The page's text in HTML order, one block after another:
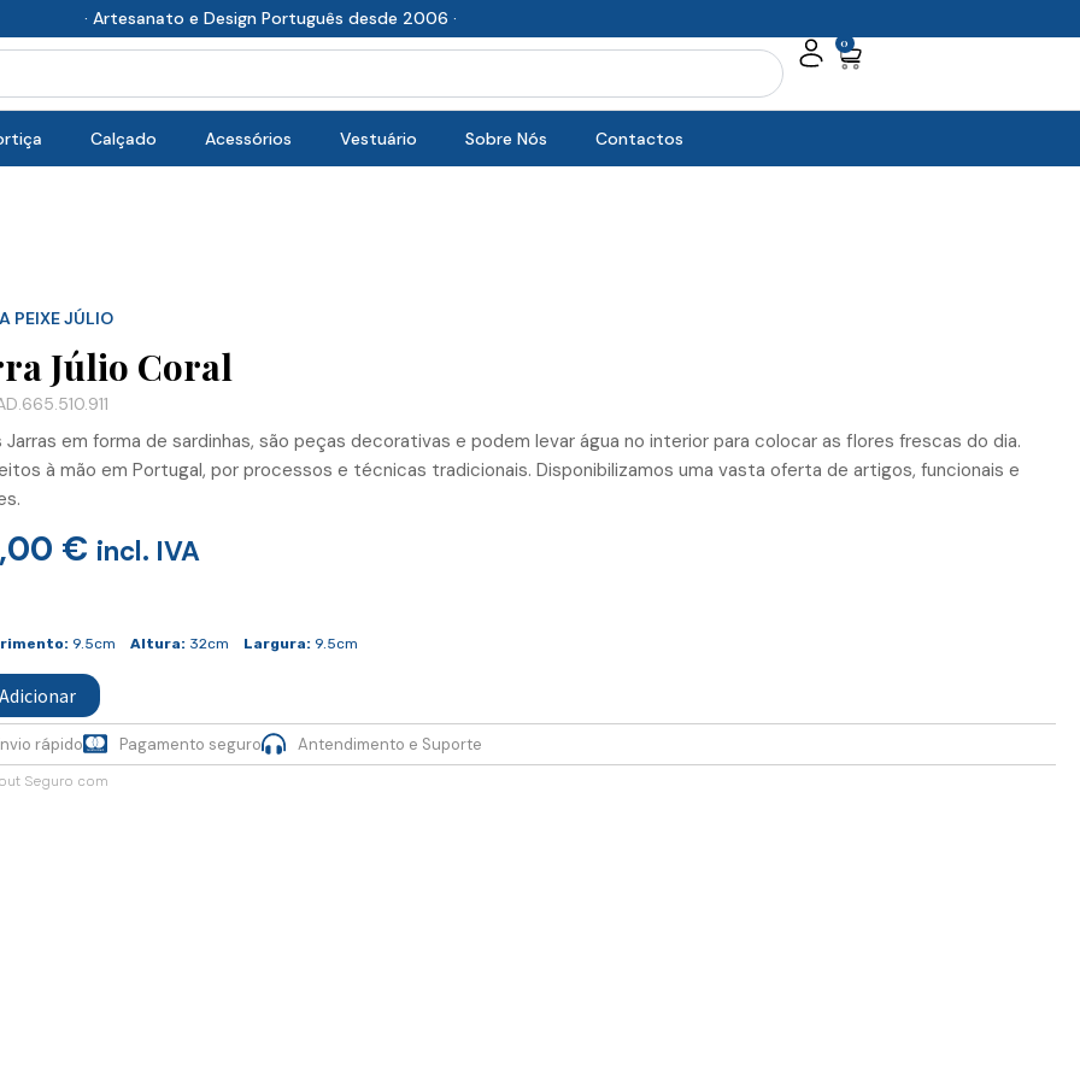
· Artesanato e Design Português desde 2006 ·
0
Cart
Calçado Acessórios Vestuário Sobre Nós Contactos
PEIXE JÚLIO
Júlio Coral
Jarras em forma de sardinhas, são peças decorativas e podem levar água no interior para colocar as flores frescas do dia.
à mão em Portugal, por processos e técnicas tradicionais. Disponibilizamos uma vasta oferta de artigos, funcionais e
€ incl. IVA
9.5cmAltura: 32cm Largura: 9.5cm
Adicionar
rápido Pagamento seguro Antendimento e Suporte
Seguro com